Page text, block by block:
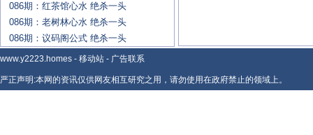
086期：红茶馆心水 绝杀一头
086期：老树林心水 绝杀一头
086期：议码阁公式 绝杀一头
www.y2223.homes - 移动站 - 广告联系
严正声明:本网的资讯仅供网友相互研究之用，请勿使用在政府禁止的领域上。